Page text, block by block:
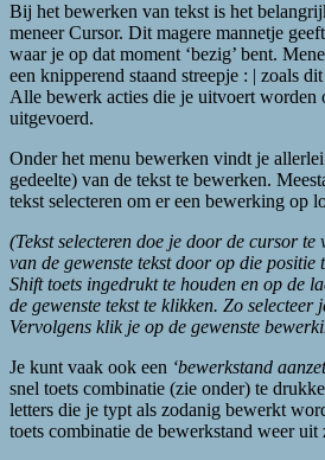
Bij het bewerken van tekst is het
meneer Cursor. Dit magere mannetje
waar je op dat moment ‘bezig’ bent.
een knipperend staand streepje : | zoals
Alle bewerk acties die je uitvoert worden
uitgevoerd.
Onder het menu bewerken vindt je
gedeelte) van de tekst te bewerken.
tekst selecteren om er een bewerking op
(Tekst selecteren doe je door de cursor
van de gewenste tekst door op die positie
Shift toets ingedrukt te houden en op de
de gewenste tekst te klikken. Zo selecteer
Vervolgens klik je op de gewenste
Je kunt vaak ook een ‘bewerkstand
snel toets combinatie (zie onder) te
letters die je typt als zodanig bewerkt
toets combinatie de bewerkstand weer uit